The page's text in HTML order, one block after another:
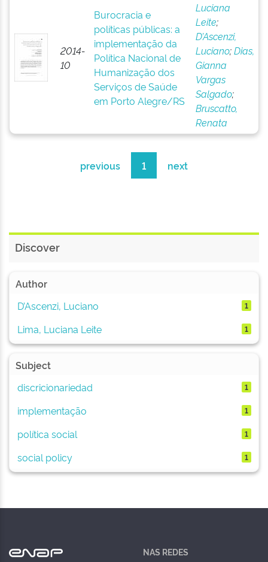
2014-
10
Burocracia e
políticas públicas: a
implementação da
Política Nacional de
Humanização dos
Serviços de Saúde
em Porto Alegre/RS
Luciana
Leite;
D’Ascenzi,
Luciano;Dias,
Gianna
Vargas
Salgado;
Bruscatto,
Renata
previous 1 next
Discover
Author
D’Ascenzi, Luciano
1
Lima, Luciana Leite 1
Subject
discricionariedad
1
implementação 1
política social 1
social policy 1
NAS REDES